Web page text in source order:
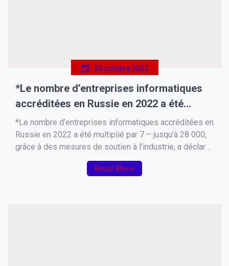
25 octobre 2022
*Le nombre d’entreprises informatiques
accréditées en Russie en 2022 a été
multiplié par 7
*Le nombre d’entreprises informatiques accréditées en
Russie en 2022 a été multiplié par 7 – jusqu’à 28 000,
grâce à des mesures de soutien à l’industrie, a déclaré
le vice-Premier ministre Tchernychenko lors d’une
réunion avec Poutine.* *Selon lui, le nombre de
Read More